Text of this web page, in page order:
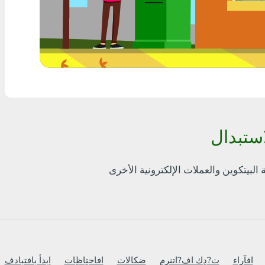
أٍ بل? THB
Visa/MasterCard MDL
Visa/MasterCard AMD
Ripple
ابدأ بافتبادف افاحتٍاظٍات ضكالات ت?دٍك اف?اتنرم افآراء